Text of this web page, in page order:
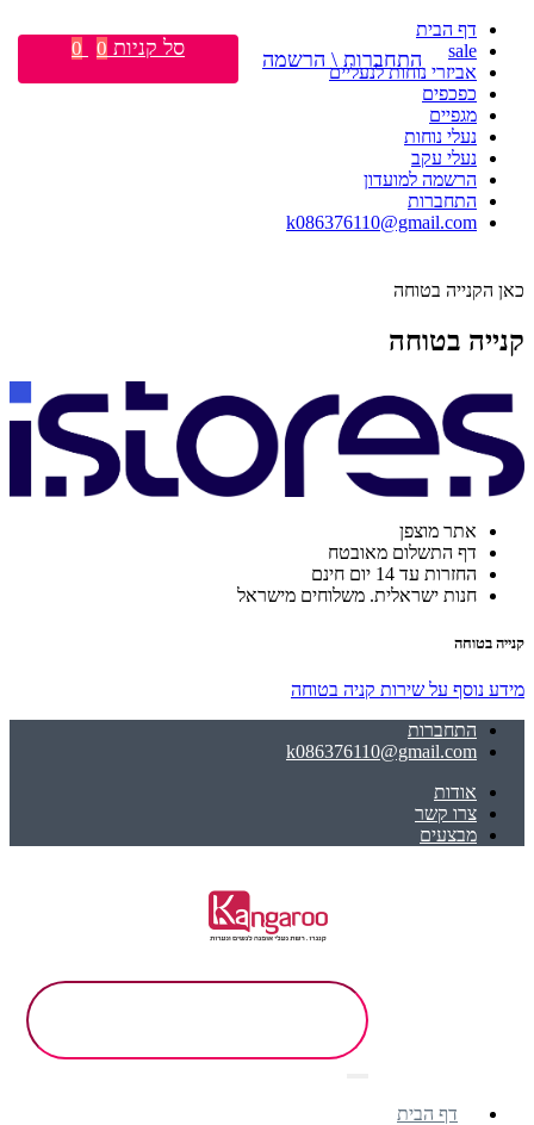
דף הבית
sale
אביזרי נוחות לנעליים
כפכפים
מגפיים
נעלי נוחות
נעלי עקב
הרשמה למועדון
התחברות
k086376110@gmail.com
כאן הקנייה בטוחה
קנייה בטוחה
אתר מוצפן
דף התשלום מאובטח
החזרות עד 14 יום חינם
חנות ישראלית. משלוחים מישראל
קנייה בטוחה
מידע נוסף על שירות קניה בטוחה
התחברות
k086376110@gmail.com
אודות
צרו קשר
מבצעים
התחברות \ הרשמה סל קניות 0
0
דף הבית